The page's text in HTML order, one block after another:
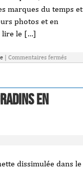
marques du temps et
photos et en
lire le […]
Commentaires fermés
en
dissimulée dans le